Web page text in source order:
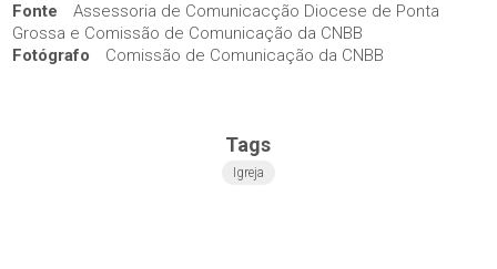
Fonte
Assessoria de Comunicacção Diocese de Ponta
Grossa e Comissão de Comunicação da CNBB
Fotógrafo
Comissão de Comunicação da CNBB
Tags
Igreja